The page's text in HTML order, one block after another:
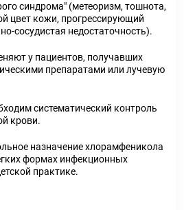
синдрома" (метеоризм, тошнота,
цвет кожи, прогрессирующий
сосудистая недостаточность).
у пациентов, получавших
препаратами или лучевую
систематический контроль
крови.
назначение хлорамфеникола
формах инфекционных
практике.